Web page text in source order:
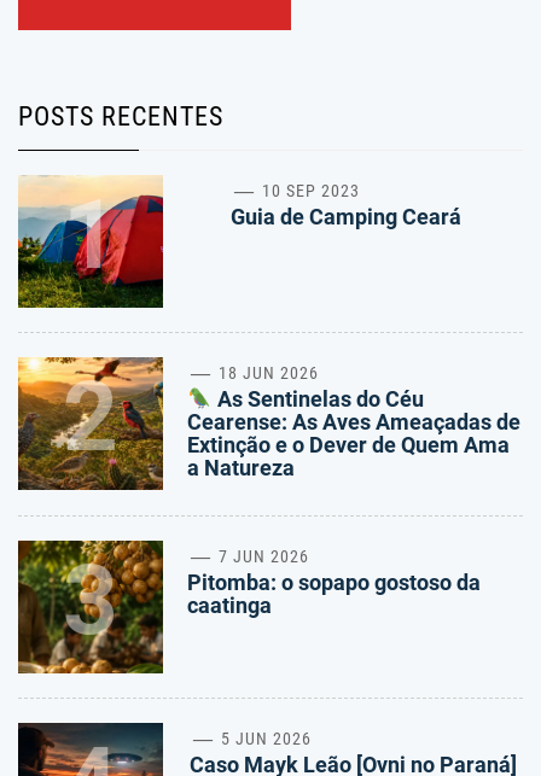
POSTS RECENTES
1 10 SEP 2023
Guia de Camping Ceará
2 18 JUN 2026
As Sentinelas do Céu
Cearense: As Aves Ameaçadas de
Extinção e o Dever de Quem Ama
a Natureza
3 7 JUN 2026
Pitomba: o sopapo gostoso da
caatinga
5 JUN 2026
Caso Mayk Leão [Ovni no Paraná]